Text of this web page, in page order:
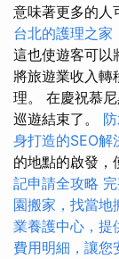
意味著更多的人
台北的護理之家
這也使遊客可以
將旅遊業收入轉
理。 在慶祝慕
巡遊結束了。
身打造的SEO解
的地點的啟發，
記申請全攻略
園搬家，找當地
業養護中心，提
費用明細，讓您